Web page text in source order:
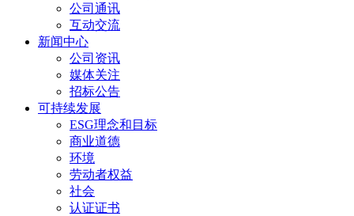
公司通讯
互动交流
新闻中心
公司资讯
媒体关注
招标公告
可持续发展
ESG理念和目标
商业道德
环境
劳动者权益
社会
认证证书